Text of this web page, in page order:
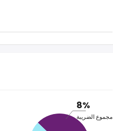
8%
مجموع الضريبة